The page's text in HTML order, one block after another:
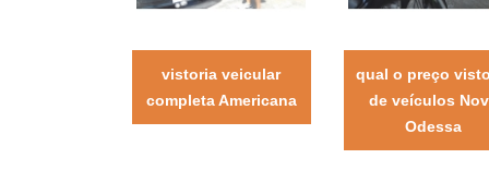
vistoria veicular
completa Americana
qual o preço
de veículos
Odessa